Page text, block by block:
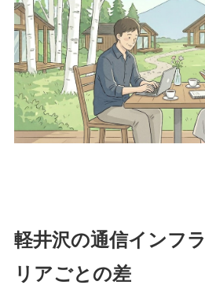
軽井沢の通信インフ
リアごとの差